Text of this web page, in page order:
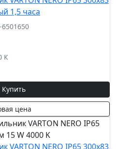
1,5 часа
6501650
К
Купить
цена
VARTON NERO IP65 300х83